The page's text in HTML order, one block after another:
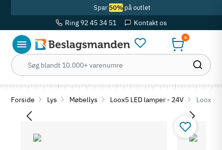
Spar 50%på outlet
Ring 92 45 34 51 Kontakt os
0
Forside Lys Møbellys Loox5 LED lamper - 24V Loox5